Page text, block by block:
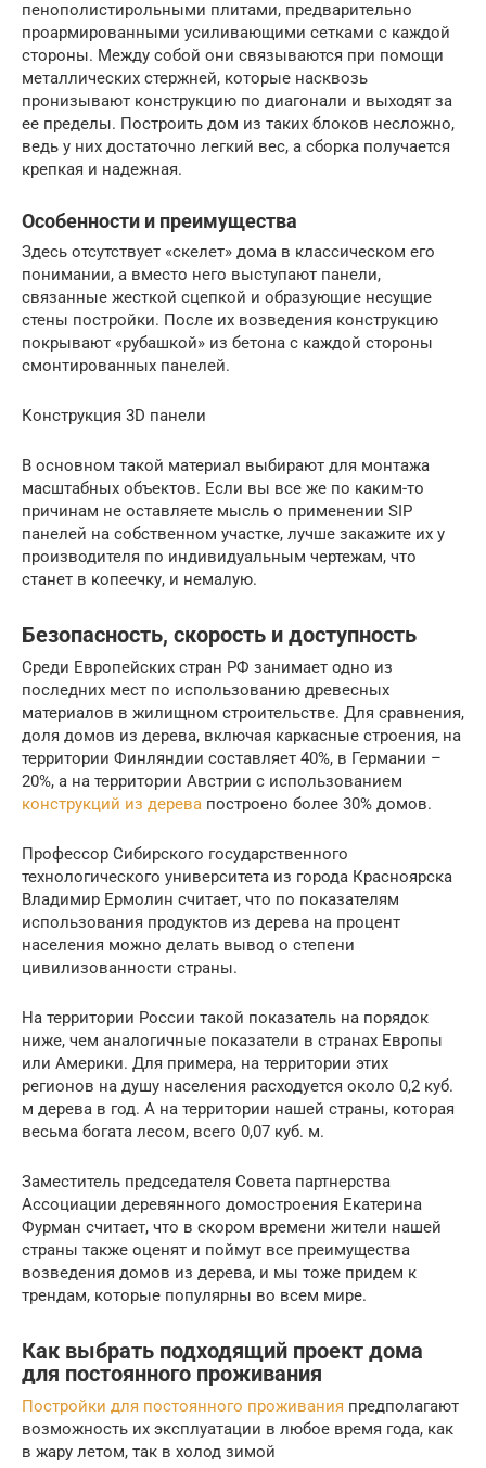
пенополистирольными плитами, предварительно
проармированными усиливающими сетками с каждой
стороны. Между собой они связываются при помощи
металлических стержней, которые насквозь
пронизывают конструкцию по диагонали и выходят за
ее пределы. Построить дом из таких блоков несложно,
ведь у них достаточно легкий вес, а сборка получается
крепкая и надежная.
Особенности и преимущества
Здесь отсутствует «скелет» дома в классическом его
понимании, а вместо него выступают панели,
связанные жесткой сцепкой и образующие несущие
стены постройки. После их возведения конструкцию
покрывают «рубашкой» из бетона с каждой стороны
смонтированных панелей.
Конструкция 3D панели
В основном такой материал выбирают для монтажа
масштабных объектов. Если вы все же по каким-то
причинам не оставляете мысль о применении SIP
панелей на собственном участке, лучше закажите их у
производителя по индивидуальным чертежам, что
станет в копеечку, и немалую.
Безопасность, скорость и доступность
Среди Европейских стран РФ занимает одно из
последних мест по использованию древесных
материалов в жилищном строительстве. Для сравнения,
доля домов из дерева, включая каркасные строения, на
территории Финляндии составляет 40%, в Германии –
20%, а на территории Австрии с использованием
конструкций из дерева построено более 30% домов.
Профессор Сибирского государственного
технологического университета из города Красноярска
Владимир Ермолин считает, что по показателям
использования продуктов из дерева на процент
населения можно делать вывод о степени
цивилизованности страны.
На территории России такой показатель на порядок
ниже, чем аналогичные показатели в странах Европы
или Америки. Для примера, на территории этих
регионов на душу населения расходуется около 0,2 куб.
м дерева в год. А на территории нашей страны, которая
весьма богата лесом, всего 0,07 куб. м.
Заместитель председателя Совета партнерства
Ассоциации деревянного домостроения Екатерина
Фурман считает, что в скором времени жители нашей
страны также оценят и поймут все преимущества
возведения домов из дерева, и мы тоже придем к
трендам, которые популярны во всем мире.
Как выбрать подходящий проект дома
для постоянного проживания
Постройки для постоянного проживания предполагают
возможность их эксплуатации в любое время года, как
в жару летом, так в холод зимой